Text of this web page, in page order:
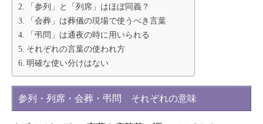
「参列」と「列席」はほぼ同義？
「会葬」は葬儀の現場で使うべき言葉
「弔問」は通夜の時に用いられる
それぞれの言葉の使われ方
明確な使い分けはない
参列・列席・会葬・弔問 それぞれの意味